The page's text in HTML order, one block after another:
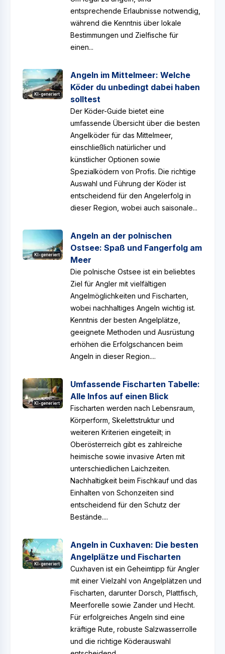
entsprechende Erlaubnisse notwendig,
während die Kenntnis über lokale
Bestimmungen und Zielfische für
einen...
KI-generiert
Angeln im Mittelmeer: Welche
Köder du unbedingt dabei haben
solltest
Der Köder-Guide bietet eine
umfassende Übersicht über die besten
Angelköder für das Mittelmeer,
einschließlich natürlicher und
künstlicher Optionen sowie
Spezialködern von Profis. Die richtige
Auswahl und Führung der Köder ist
entscheidend für den Angelerfolg in
dieser Region, wobei auch saisonale...
KI-generiert
Angeln an der polnischen
Ostsee: Spaß und Fangerfolg am
Meer
Die polnische Ostsee ist ein beliebtes
Ziel für Angler mit vielfältigen
Angelmöglichkeiten und Fischarten,
wobei nachhaltiges Angeln wichtig ist.
Kenntnis der besten Angelplätze,
geeignete Methoden und Ausrüstung
erhöhen die Erfolgschancen beim
Angeln in dieser Region....
KI-generiert
Umfassende Fischarten Tabelle:
Alle Infos auf einen Blick
Fischarten werden nach Lebensraum,
Körperform, Skelettstruktur und
weiteren Kriterien eingeteilt; in
Oberösterreich gibt es zahlreiche
heimische sowie invasive Arten mit
unterschiedlichen Laichzeiten.
Nachhaltigkeit beim Fischkauf und das
Einhalten von Schonzeiten sind
entscheidend für den Schutz der
Bestände....
KI-generiert
Angeln in Cuxhaven: Die besten
Angelplätze und Fischarten
Cuxhaven ist ein Geheimtipp für Angler
mit einer Vielzahl von Angelplätzen und
Fischarten, darunter Dorsch, Plattfisch,
Meerforelle sowie Zander und Hecht.
Für erfolgreiches Angeln sind eine
kräftige Rute, robuste Salzwasserrolle
und die richtige Köderauswahl